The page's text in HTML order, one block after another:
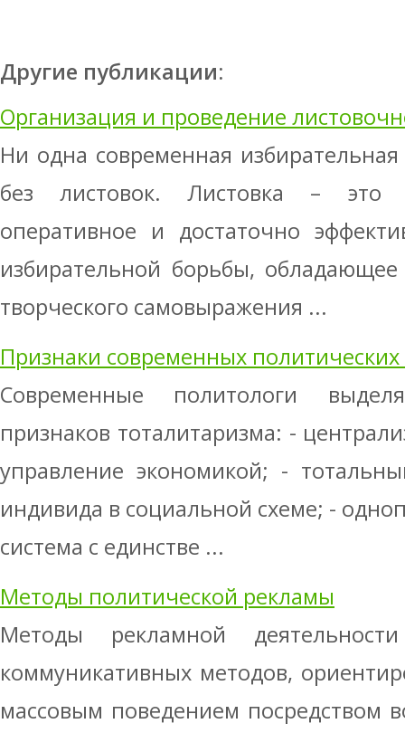
Другие публикации:
Организация и проведение
Ни одна современная
без листовок. Листовка – это
оперативное и достаточно
избирательной борьбы,
творческого самовыражения ...
Признаки современных
Современные политологи
признаков тоталитаризма: -
управление экономикой; -
индивида в социальной схеме; -
система с единстве ...
Методы политической рекламы
Методы рекламной
коммуникативных методов,
массовым поведением посредством